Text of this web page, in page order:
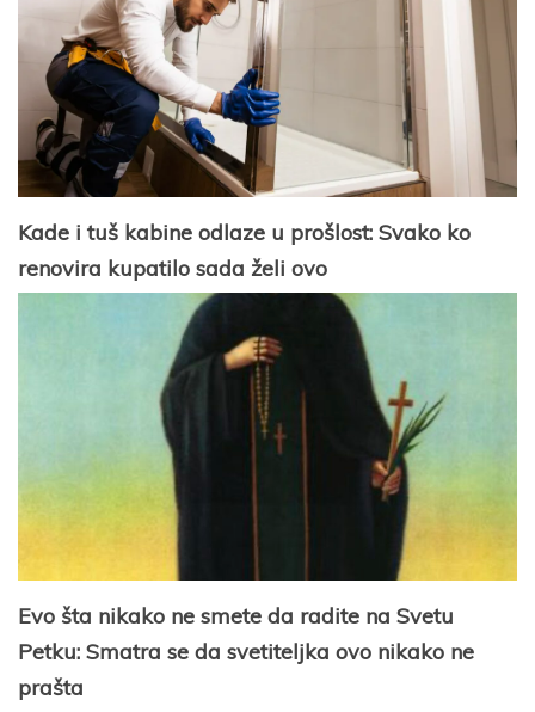
Kade i tuš kabine odlaze u prošlost: Svako ko
renovira kupatilo sada želi ovo
Evo šta nikako ne smete da radite na Svetu
Petku: Smatra se da svetiteljka ovo nikako ne
prašta